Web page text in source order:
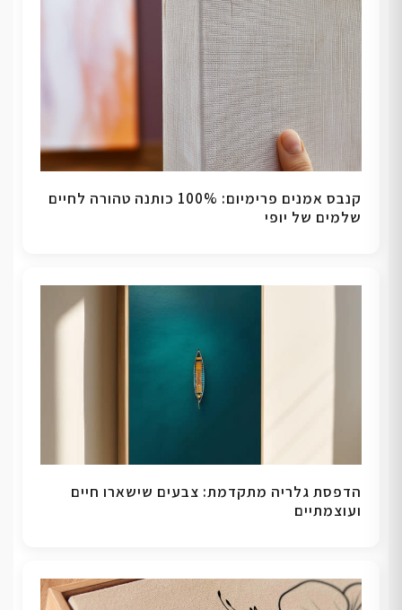
קנבס אמנים פרימיום: 100% כותנה טהורה לחיים
שלמים של יופי
הדפסת גלריה מתקדמת: צבעים שישארו חיים
ועוצמתיים